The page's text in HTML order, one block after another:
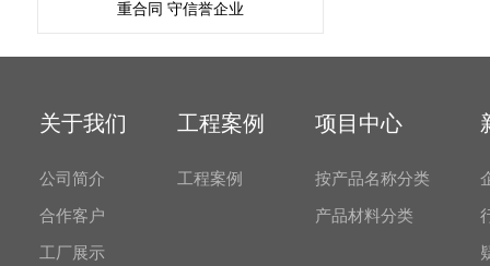
重合同 守信誉企业
关于我们
公司简介
合作客户
工厂展示
工程案例
工程案例
项目中心
按产品名称分类
产品材料分类